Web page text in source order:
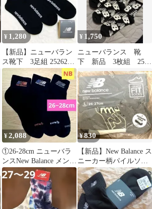
¥ 1,280
【新品】ニューバラン
ス靴下 3足組 252627
ロゴ ダブルライン
グリーン
¥ 1,750
ニューバランス 靴
下 新品 3枚組 25〜
27 NB ロゴ柄 ソック
ス
¥2,088
①26-28cm ニューバラ
ンスNew Balance メンズ
ソックス 3足組
¥830
【新品】New Balance ス
ニーカー柄パイルソッ
クス L（25〜27㎝）